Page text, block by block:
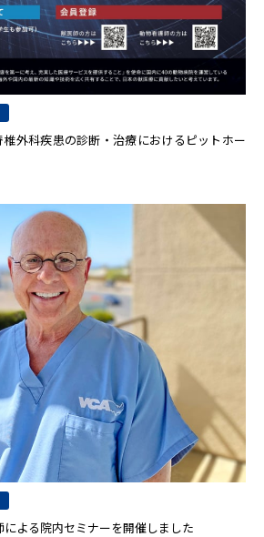
椎外科疾患の診断・治療におけるピットホー
よる院内セミナーを開催しました